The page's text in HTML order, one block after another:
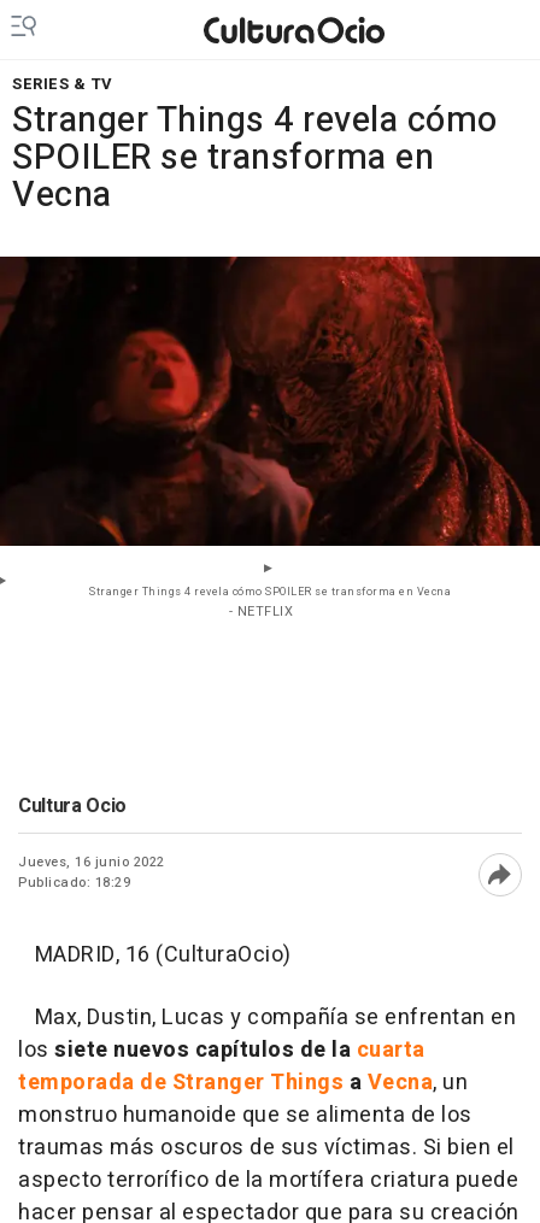
SERIES & TV
Stranger Things 4 revela cómo
SPOILER se transforma en
Vecna
Stranger Things 4 revela cómo SPOILER se transforma en Vecna
- NETFLIX
Cultura Ocio
Jueves, 16 junio 2022
Publicado: 18:29
MADRID, 16 (CulturaOcio)
Max, Dustin, Lucas y compañía se enfrentan en
los siete nuevos capítulos de la cuarta
temporada de Stranger Things aVecna, un
monstruo humanoide que se alimenta de los
traumas más oscuros de sus víctimas. Si bien el
aspecto terrorífico de la mortífera criatura puede
hacer pensar al espectador que para su creación